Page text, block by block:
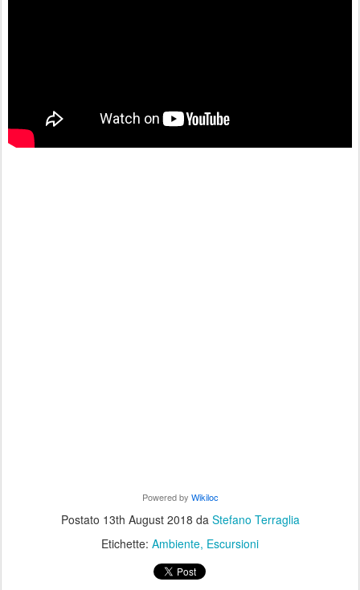
Powered by Wikiloc
Postato 13th August 2018 da Stefano Terraglia
Etichette: Ambiente Escursioni